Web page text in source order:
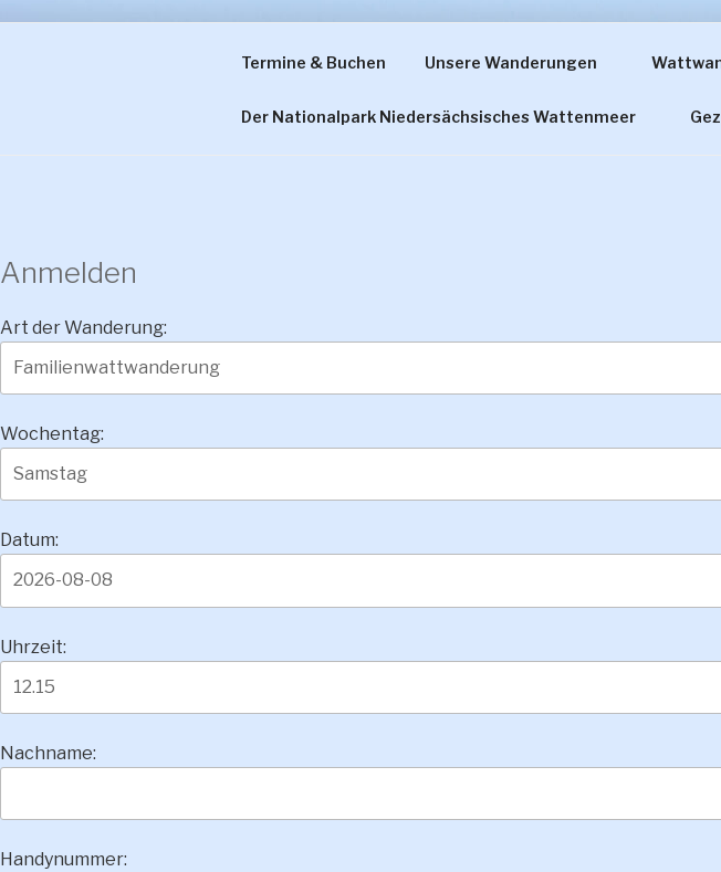
WATTWANDERUNG
Termine & Buchen Unsere Wanderungen
Der Nationalpark Niedersächsisches Wattenmeer
Anmelden
Art der Wanderung:
Wochentag:
Datum:
Uhrzeit:
Nachname:
Handynummer: